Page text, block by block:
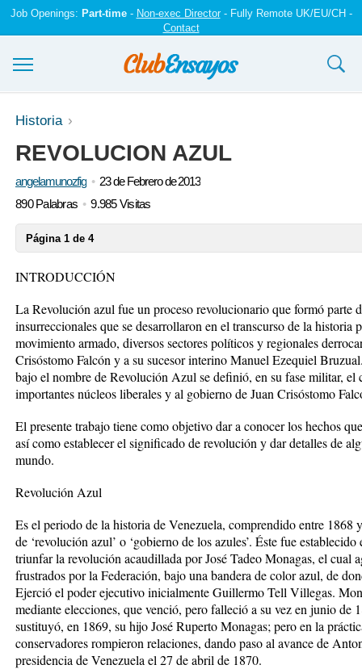
Job Openings: Part-time- Non-exec Director- Fully Remote UK/EU/CH -
Contact
Ensayos y trabajos
Registrarse
Iniciar sesión
Historia
REVOLUCION AZUL
angelamunozfig
23 de Febrero de 2013
890 Palabras
9.985 Visitas
Página 1 de 4
INTRODUCCIÓN
La Revolución azul fue un proceso revolucionario que formó parte
insurreccionales que se desarrollaron en el transcurso de la historia
movimiento armado, diversos sectores políticos y regionales
Crisóstomo Falcón y a su sucesor interino Manuel Ezequiel
bajo el nombre de Revolución Azul se definió, en su fase militar,
importantes núcleos liberales y al gobierno de Juan Crisóstomo
El presente trabajo tiene como objetivo dar a conocer los hechos
así como establecer el significado de revolución y dar detalles de
mundo.
Revolución Azul
Es el periodo de la historia de Venezuela, comprendido entre
de ‘revolución azul’ o ‘gobierno de los azules’. Éste fue
triunfar la revolución acaudillada por José Tadeo Monagas, el cual
frustrados por la Federación, bajo una bandera de color azul, de
Ejerció el poder ejecutivo inicialmente Guillermo Tell Villegas.
mediante elecciones, que venció, pero falleció a su vez en junio de
sustituyó, en 1869, su hijo José Ruperto Monagas; pero en la
conservadores rompieron relaciones, dando paso al avance de
presidencia de Venezuela el 27 de abril de 1870.